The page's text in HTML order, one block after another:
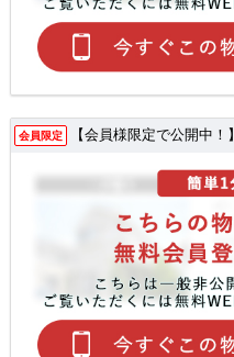
会員限定 【会員様限定で公開中！】